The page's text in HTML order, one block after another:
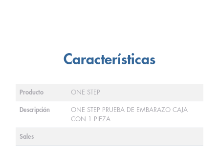
Características
Producto ONE STEP
Descripción
ONE STEP PRUEBA DE EMBARAZO CAJA
CON 1 PIEZA
Sales